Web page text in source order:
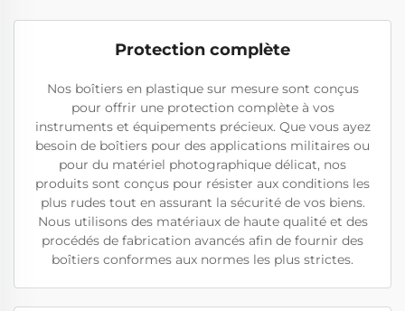
Protection complète
Nos boîtiers en plastique sur mesure sont conçus
pour offrir une protection complète à vos
instruments et équipements précieux. Que vous ayez
besoin de boîtiers pour des applications militaires ou
pour du matériel photographique délicat, nos
produits sont conçus pour résister aux conditions les
plus rudes tout en assurant la sécurité de vos biens.
Nous utilisons des matériaux de haute qualité et des
procédés de fabrication avancés afin de fournir des
boîtiers conformes aux normes les plus strictes.